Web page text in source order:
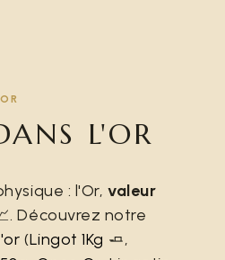
L'OR
: l'Or,valeur
Découvrez notre
(Lingot 1Kg 🧈,